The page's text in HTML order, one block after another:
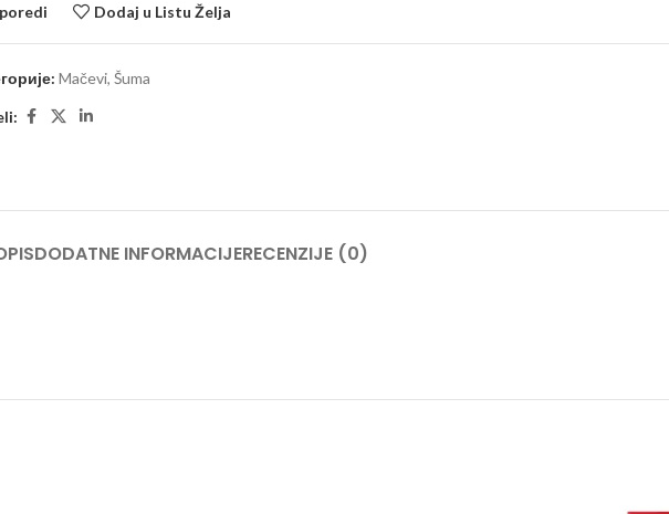
Dodaj u Listu Želja
Mačevi, Šuma
DODATNE INFORMACIJERECENZIJE (0)